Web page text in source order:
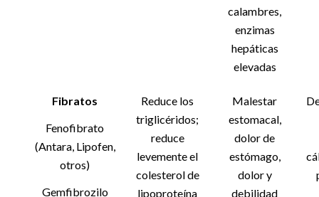
calambres,
enzimas
hepáticas
elevadas
Fibratos
Fenofibrato
(Antara, Lipofen,
otros)
Gemfibrozilo
Reduce los
triglicéridos;
reduce
levemente el
colesterol de
lipoproteína
Malestar
estomacal,
dolor de
estómago,
dolor y
debilidad